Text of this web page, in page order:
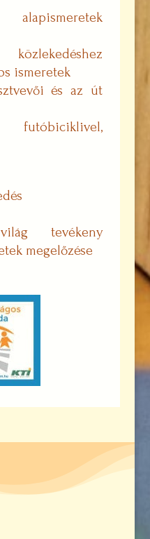
alapismeretek
ismeretek
és az út
tevékeny
megelőzése